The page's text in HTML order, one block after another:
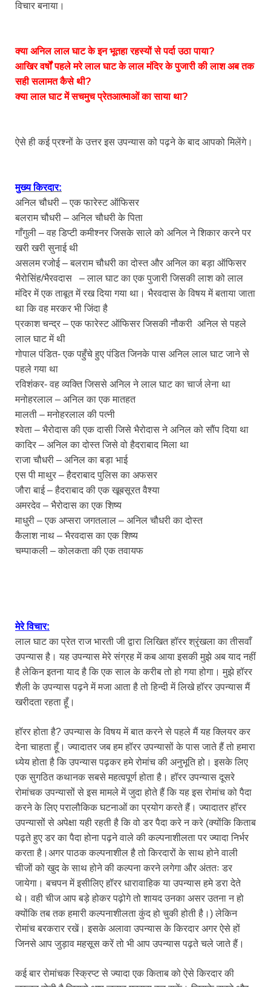
विचार बनाया।
क्या अनिल लाल घाट के इन भूतहा रहस्यों से पर्दा उठा पाया?
आखिर वर्षों पहले मरे लाल घाट के लाल मंदिर के पुजारी की लाश अब तक
सही सलामत कैसे थी?
क्या लाल घाट में सचमुच प्रेतआत्माओं का साया था?
ऐसे ही कई प्रश्नों के उत्तर इस उपन्यास को पढ़ने के बाद आपको मिलेंगे।
मुख्य किरदार:
अनिल चौधरी – एक फारेस्ट ऑफिसर
बलराम चौधरी – अनिल चौधरी के पिता
गाँगुली – वह डिप्टी कमीश्नर जिसके साले को अनिल ने शिकार करने पर
खरी खरी सुनाई थी
असलम रजोई – बलराम चौधरी का दोस्त और अनिल का बड़ा ऑफिसर
भैरोसिंह/भैरवदास – लाल घाट का एक पुजारी जिसकी लाश को लाल
मंदिर में एक ताबूत में रख दिया गया था। भैरवदास के विषय में बताया जाता
था कि वह मरकर भी जिंदा है
प्रकाश चन्द्र – एक फारेस्ट ऑफिसर जिसकी नौकरी अनिल से पहले
लाल घाट में थी
गोपाल पंडित- एक पहुँचे हुए पंडित जिनके पास अनिल लाल घाट जाने से
पहले गया था
रविशंकर- वह व्यक्ति जिससे अनिल ने लाल घाट का चार्ज लेना था
मनोहरलाल – अनिल का एक मातहत
मालती – मनोहरलाल की पत्नी
श्वेता – भैरोदास की एक दासी जिसे भैरोदास ने अनिल को सौंप दिया था
कादिर – अनिल का दोस्त जिसे वो हैदराबाद मिला था
राजा चौधरी – अनिल का बड़ा भाई
एस पी माथुर – हैदराबाद पुलिस का अफसर
जौरा बाई – हैदराबाद की एक खूबसूरत वैश्या
अमरदेव – भैरोदास का एक शिष्य
माधुरी – एक अप्सरा जगतलाल – अनिल चौधरी का दोस्त
कैलाश नाथ – भैरवदास का एक शिष्य
चम्पाकली – कोलकता की एक तवायफ
मेरे विचार:
लाल घाट का प्रेत राज भारती जी द्वारा लिखित हॉरर श्रृंखला का तीसवाँ
उपन्यास है। यह उपन्यास मेरे संग्रह में कब आया इसकी मुझे अब याद नहीं
है लेकिन इतना याद है कि एक साल के करीब तो हो गया होगा। मुझे हॉरर
शैली के उपन्यास पढ़ने में मजा आता है तो हिन्दी में लिखे हॉरर उपन्यास मैं
खरीदता रहता हूँ।
हॉरर होता है? उपन्यास के विषय में बात करने से पहले मैं यह क्लियर कर
देना चाहता हूँ। ज्यादातर जब हम हॉरर उपन्यासों के पास जाते हैं तो हमारा
ध्येय होता है कि उपन्यास पढ़कर हमे रोमांच की अनुभूति हो। इसके लिए
एक सुगठित कथानक सबसे महत्वपूर्ण होता है। हॉरर उपन्यास दूसरे
रोमांचक उपन्यासों से इस मामले में जुदा होते हैं कि यह इस रोमांच को पैदा
करने के लिए परालौकिक घटनाओं का प्रयोग करते हैं। ज्यादातर हॉरर
उपन्यासों से अपेक्षा यही रहती है कि वो डर पैदा करे न करे (क्योंकि किताब
पढ़ते हुए डर का पैदा होना पढ़ने वाले की कल्पनाशीलता पर ज्यादा निर्भर
करता है।अगर पाठक कल्पनाशील है तो किरदारों के साथ होने वाली
चीजों को खुद के साथ होने की कल्पना करने लगेगा और अंततः डर
जायेगा। बचपन में इसीलिए हॉरर धारावाहिक या उपन्यास हमे डरा देते
थे। वही चीज आप बड़े होकर पढ़ोगे तो शायद उनका असर उतना न हो
क्योंकि तब तक हमारी कल्पनाशीलता कुंद हो चुकी होती है।) लेकिन
रोमांच बरकरार रखें। इसके अलावा उपन्यास के किरदार अगर ऐसे हों
जिनसे आप जुड़ाव महसूस करें तो भी आप उपन्यास पढ़ते चले जाते हैं।
कई बार रोमांचक स्क्रिप्ट से ज्यादा एक किताब को ऐसे किरदार की